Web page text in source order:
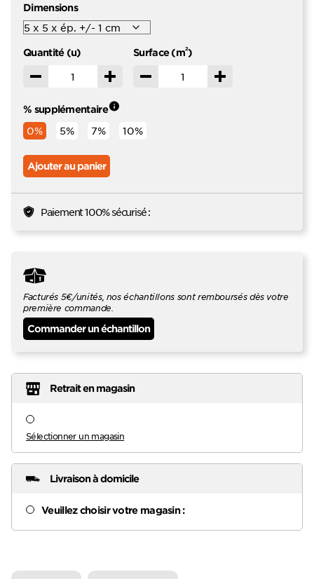
Dimensions
Quantité (u)
Décrémenter Incrémenter
Surface (m2)
Décrémenter Incrémenter
% supplémentaire
0% 5% 7% 10%
Ajouter au panier
Paiement 100% sécurisé :
Facturés 5€/unités, nos échantillons sont remboursés dès votre
première commande.
Commander un échantillon
Retrait en magasin
Sélectionner un magasin
Livraison à domicile
Veuillez choisir votre magasin :